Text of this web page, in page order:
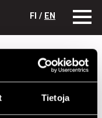
Tietoja
FI / EN